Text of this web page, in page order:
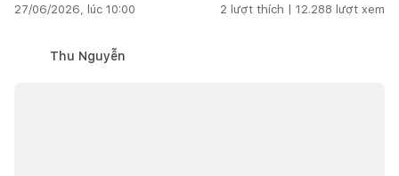
27/06/2026, lúc 10:00 2 lượt thích | 12.288 lượt xem
Thu Nguyễn